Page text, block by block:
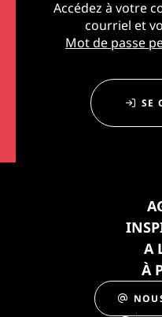
Accédez à votre
courriel et
Mot de passe
SE
A
À